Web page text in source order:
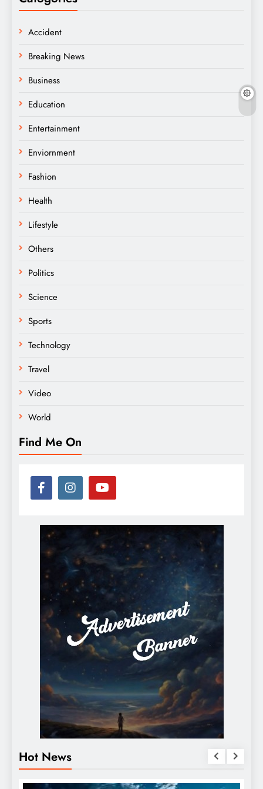
Accident
Breaking News
Business
Education
Entertainment
Enviornment
Fashion
Health
Lifestyle
Others
Politics
Science
Sports
Technology
Travel
Video
World
Find Me On
Hot News